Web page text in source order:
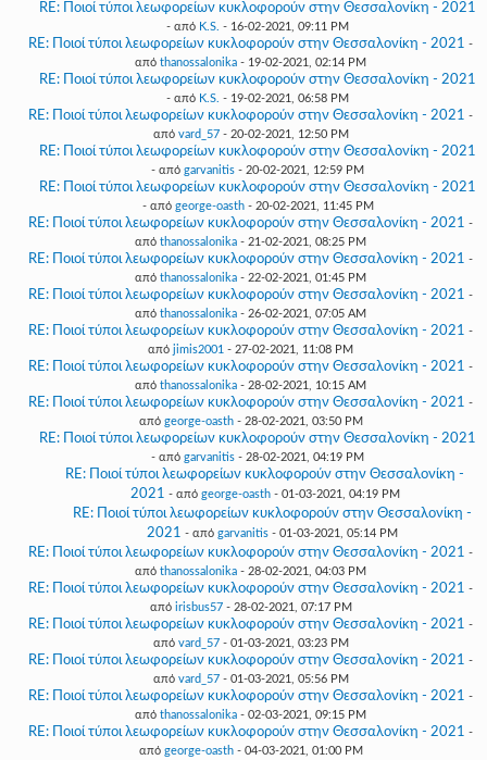
RE: Ποιοί τύποι λεωφορείων κυκλοφορούν στην Θεσσαλονίκη - 2021
- από K.S. - 16-02-2021, 09:11 PM
RE: Ποιοί τύποι λεωφορείων κυκλοφορούν στην Θεσσαλονίκη - 2021 -
από thanossalonika - 19-02-2021, 02:14 PM
RE: Ποιοί τύποι λεωφορείων κυκλοφορούν στην Θεσσαλονίκη - 2021
- από K.S. - 19-02-2021, 06:58 PM
RE: Ποιοί τύποι λεωφορείων κυκλοφορούν στην Θεσσαλονίκη - 2021 -
από vard_57- 20-02-2021, 12:50 PM
RE: Ποιοί τύποι λεωφορείων κυκλοφορούν στην Θεσσαλονίκη - 2021
- από garvanitis - 20-02-2021, 12:59 PM
RE: Ποιοί τύποι λεωφορείων κυκλοφορούν στην Θεσσαλονίκη - 2021
- από george-oasth- 20-02-2021, 11:45 PM
RE: Ποιοί τύποι λεωφορείων κυκλοφορούν στην Θεσσαλονίκη - 2021 -
από thanossalonika - 21-02-2021, 08:25 PM
RE: Ποιοί τύποι λεωφορείων κυκλοφορούν στην Θεσσαλονίκη - 2021 -
από thanossalonika - 22-02-2021, 01:45 PM
RE: Ποιοί τύποι λεωφορείων κυκλοφορούν στην Θεσσαλονίκη - 2021 -
από thanossalonika - 26-02-2021, 07:05 AM
RE: Ποιοί τύποι λεωφορείων κυκλοφορούν στην Θεσσαλονίκη - 2021 -
από jimis2001 - 27-02-2021, 11:08 PM
RE: Ποιοί τύποι λεωφορείων κυκλοφορούν στην Θεσσαλονίκη - 2021 -
από thanossalonika - 28-02-2021, 10:15 AM
RE: Ποιοί τύποι λεωφορείων κυκλοφορούν στην Θεσσαλονίκη - 2021 -
από george-oasth- 28-02-2021, 03:50 PM
RE: Ποιοί τύποι λεωφορείων κυκλοφορούν στην Θεσσαλονίκη - 2021
- από garvanitis - 28-02-2021, 04:19 PM
RE: Ποιοί τύποι λεωφορείων κυκλοφορούν στην Θεσσαλονίκη -
2021 - από george-oasth- 01-03-2021, 04:19 PM
RE: Ποιοί τύποι λεωφορείων κυκλοφορούν στην Θεσσαλονίκη -
2021 - από garvanitis- 01-03-2021, 05:14 PM
RE: Ποιοί τύποι λεωφορείων κυκλοφορούν στην Θεσσαλονίκη - 2021 -
από thanossalonika - 28-02-2021, 04:03 PM
RE: Ποιοί τύποι λεωφορείων κυκλοφορούν στην Θεσσαλονίκη - 2021 -
από irisbus57- 28-02-2021, 07:17 PM
RE: Ποιοί τύποι λεωφορείων κυκλοφορούν στην Θεσσαλονίκη - 2021 -
από vard_57- 01-03-2021, 03:23 PM
RE: Ποιοί τύποι λεωφορείων κυκλοφορούν στην Θεσσαλονίκη - 2021 -
από vard_57- 01-03-2021, 05:56 PM
RE: Ποιοί τύποι λεωφορείων κυκλοφορούν στην Θεσσαλονίκη - 2021 -
από thanossalonika - 02-03-2021, 09:15 PM
RE: Ποιοί τύποι λεωφορείων κυκλοφορούν στην Θεσσαλονίκη - 2021 -
από george-oasth- 04-03-2021, 01:00 PM